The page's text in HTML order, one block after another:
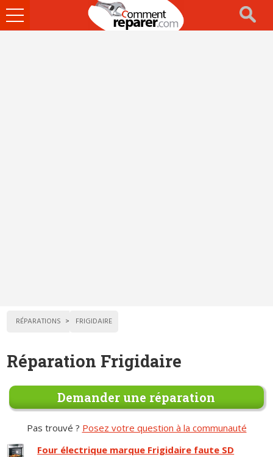
Ouvrir
le
RÉPARATIONS FRIGIDAIRE
Réparation Frigidaire
Demander une réparation
Pas trouvé ? Posez votre question à la communauté
Four électrique marque Frigidaire faute SD